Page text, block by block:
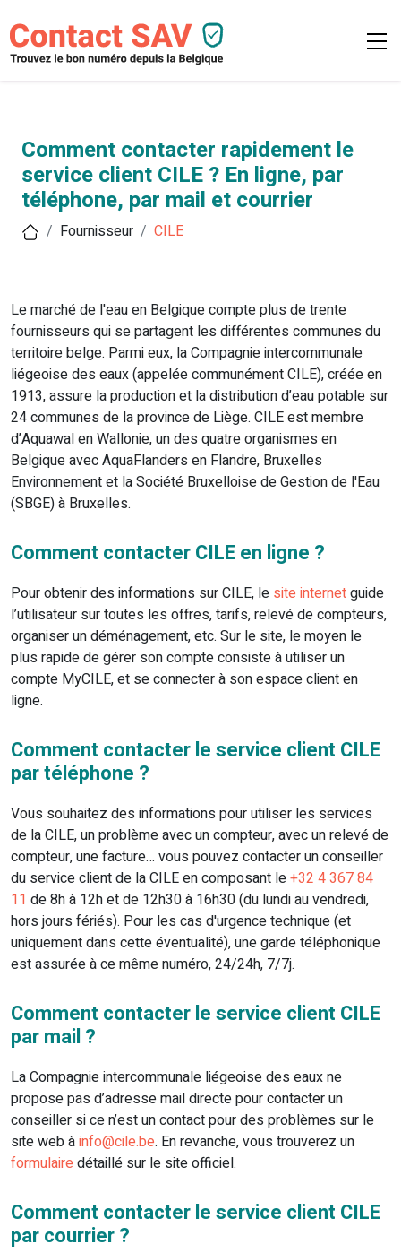
Comment contacter rapidement le
service client CILE ? En ligne, par
téléphone, par mail et courrier
Fournisseur CILE
Le marché de l'eau en Belgique compte plus de trente
fournisseurs qui se partagent les différentes communes du
territoire belge. Parmi eux, la Compagnie intercommunale
liégeoise des eaux (appelée communément CILE), créée en
1913, assure la production et la distribution d’eau potable sur
24 communes de la province de Liège. CILE est membre
d’Aquawal en Wallonie, un des quatre organismes en
Belgique avec AquaFlanders en Flandre, Bruxelles
Environnement et la Société Bruxelloise de Gestion de l'Eau
(SBGE) à Bruxelles.
Comment contacter CILE en ligne ?
Pour obtenir des informations sur CILE, le site internetguide
l’utilisateur sur toutes les offres, tarifs, relevé de compteurs,
organiser un déménagement, etc. Sur le site, le moyen le
plus rapide de gérer son compte consiste à utiliser un
compte MyCILE, et se connecter à son espace client en
ligne.
Comment contacter le service client CILE
par téléphone ?
Vous souhaitez des informations pour utiliser les services
de la CILE, un problème avec un compteur, avec un relevé de
compteur, une facture… vous pouvez contacter un conseiller
du service client de la CILE en composant le+32 4 367 84
11 de 8h à 12h et de 12h30 à 16h30 (du lundi au vendredi,
hors jours fériés). Pour les cas d'urgence technique (et
uniquement dans cette éventualité), une garde téléphonique
est assurée à ce même numéro, 24/24h, 7/7j.
Comment contacter le service client CILE
par mail ?
La Compagnie intercommunale liégeoise des eaux ne
propose pas d’adresse mail directe pour contacter un
conseiller si ce n’est un contact pour des problèmes sur le
site web àinfo@cile.be. En revanche, vous trouverez un
formulairedétaillé sur le site officiel.
Comment contacter le service client CILE
par courrier ?